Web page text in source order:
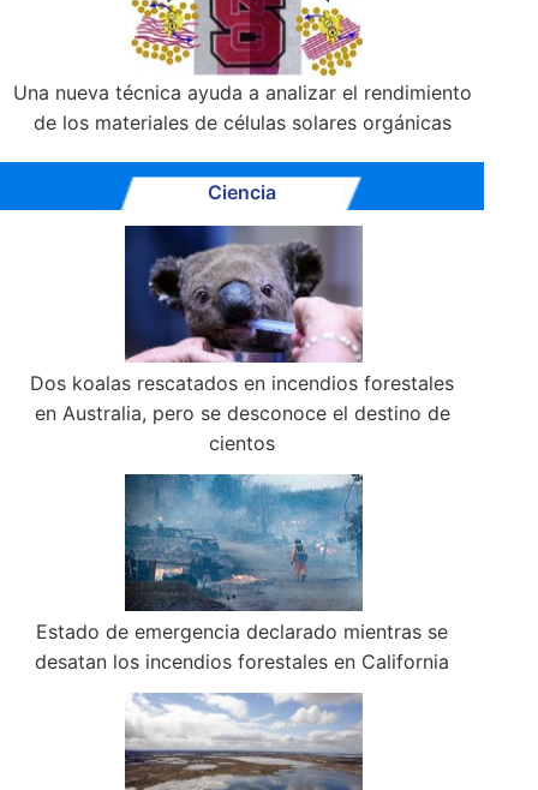
Una nueva técnica ayuda a analizar el rendimiento
de los materiales de células solares orgánicas
Ciencia
Dos koalas rescatados en incendios forestales
en Australia, pero se desconoce el destino de
cientos
Estado de emergencia declarado mientras se
desatan los incendios forestales en California